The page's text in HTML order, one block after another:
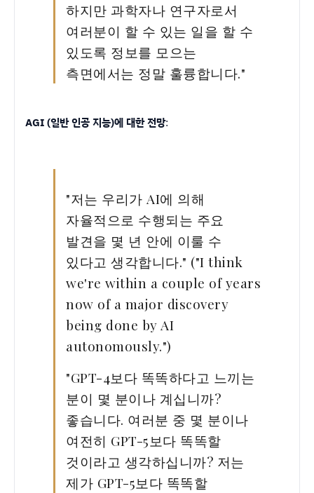
하지만 과학자나 연구자로서
여러분이 할 수 있는 일을 할 수
있도록 정보를 모으는
측면에서는 정말 훌륭합니다."
AGI (일반 인공 지능)에 대한 전망:
"저는 우리가 AI에 의해
자율적으로 수행되는 주요
발견을 몇 년 안에 이룰 수
있다고 생각합니다." ("I think
we're within a couple of years
now of a major discovery
being done by AI
autonomously.")
"GPT-4보다 똑똑하다고 느끼는
분이 몇 분이나 계십니까?
좋습니다. 여러분 중 몇 분이나
여전히 GPT-5보다 똑똑할
것이라고 생각하십니까? 저는
제가 GPT-5보다 똑똑할